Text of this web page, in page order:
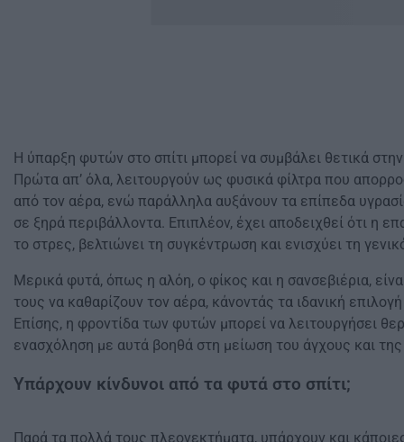
Η ύπαρξη φυτών στο σπίτι μπορεί να συμβάλει θετικά
Πρώτα απ’ όλα, λειτουργούν ως φυσικά φίλτρα που
από τον αέρα, ενώ παράλληλα αυξάνουν τα επίπεδα
σε ξηρά περιβάλλοντα. Επιπλέον, έχει αποδειχθεί ότι η
το στρες, βελτιώνει τη συγκέντρωση και ενισχύει τη
Μερικά φυτά, όπως η αλόη, ο φίκος και η σανσεβιέρια,
τους να καθαρίζουν τον αέρα, κάνοντάς τα ιδανική
Επίσης, η φροντίδα των φυτών μπορεί να λειτουργήσει
ενασχόληση με αυτά βοηθά στη μείωση του άγχους και
Υπάρχουν κίνδυνοι από τα φυτά στο σπίτι;
Παρά τα πολλά τους πλεονεκτήματα, υπάρχουν και